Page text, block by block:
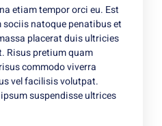
etiam tempor orci eu. Est
natoque penatibus et
placerat duis ultricies
Risus pretium quam
commodo viverra
vel facilisis volutpat.
suspendisse ultrices